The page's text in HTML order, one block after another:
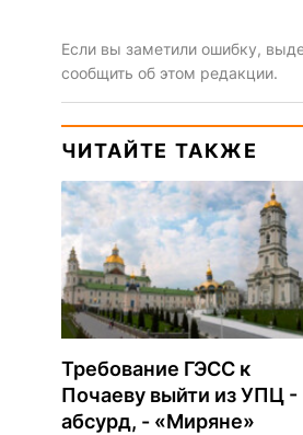
Если вы заметили ошибку,
сообщить об этом редакции.
ЧИТАЙТЕ ТАКЖЕ
Требование ГЭСС к
Почаеву выйти из УПЦ -
абсурд, - «Миряне»